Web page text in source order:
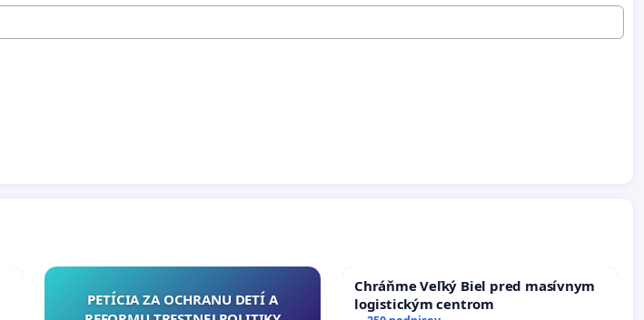
PETÍCIA ZA OCHRANU DETÍ A
Chráňme Veľký Biel pred masívnym
logistickým centrom